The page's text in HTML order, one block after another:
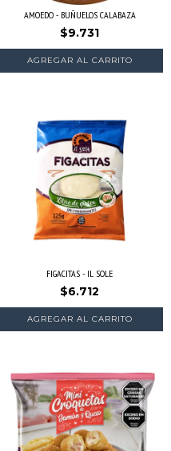
AMOEDO - BUÑUELOS CALABAZA
$9.731
FIGACITAS - IL SOLE
$6.712